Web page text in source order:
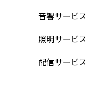
音響サービ
照明サービ
配信サービ